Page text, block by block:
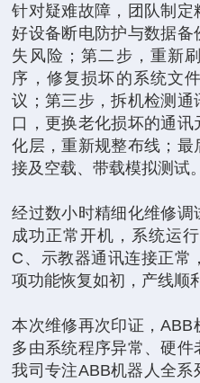
针对疑难故障，团队制
好设备断电防护与数据
失风险；第二步，重新
序，修复损坏的系统文
议；第三步，拆机检测
口，更换老化损坏的通
化层，重新规整布线；
接及空载、带载模拟测试。
经过数小时精细化维修调
成功正常开机，系统运
C、示教器通讯连接正常
项功能恢复如初，产线顺
本次维修再次印证，
多由系统程序异常、硬件
我司专注ABB机器人全